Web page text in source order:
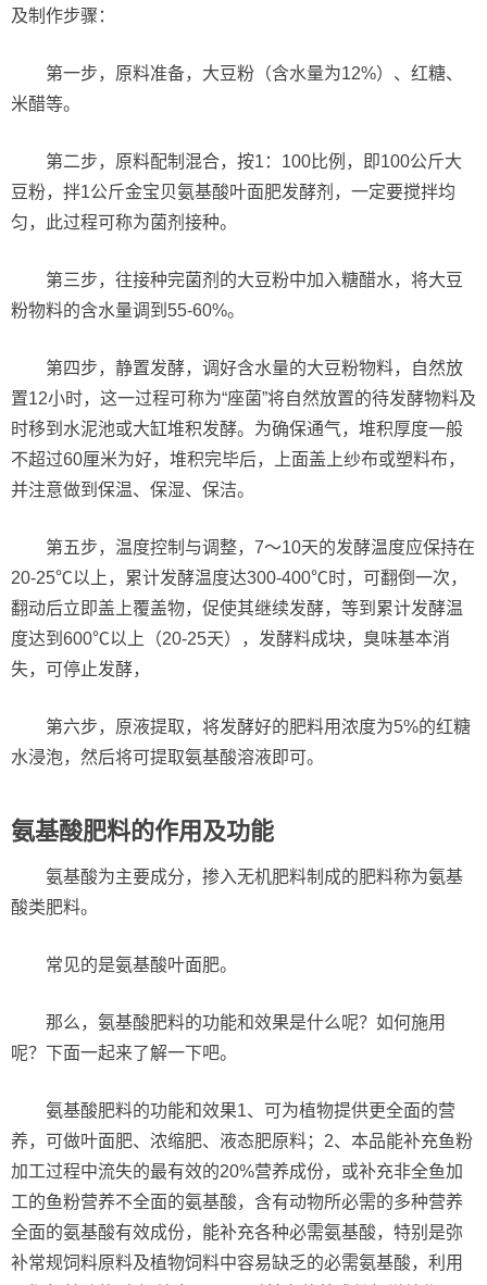
及制作步骤：
第一步，原料准备，大豆粉（含水量为12%）、红糖、
米醋等。
第二步，原料配制混合，按1：100比例，即100公斤大
豆粉，拌1公斤金宝贝氨基酸叶面肥发酵剂，一定要搅拌均
匀，此过程可称为菌剂接种。
第三步，往接种完菌剂的大豆粉中加入糖醋水，将大豆
粉物料的含水量调到55-60%。
第四步，静置发酵，调好含水量的大豆粉物料，自然放
置12小时，这一过程可称为“座菌”将自然放置的待发酵物料及
时移到水泥池或大缸堆积发酵。为确保通气，堆积厚度一般
不超过60厘米为好，堆积完毕后，上面盖上纱布或塑料布，
并注意做到保温、保湿、保洁。
第五步，温度控制与调整，7～10天的发酵温度应保持在
20-25℃以上，累计发酵温度达300-400℃时，可翻倒一次，
翻动后立即盖上覆盖物，促使其继续发酵，等到累计发酵温
度达到600℃以上（20-25天），发酵料成块，臭味基本消
失，可停止发酵，
第六步，原液提取，将发酵好的肥料用浓度为5%的红糖
水浸泡，然后将可提取氨基酸溶液即可。
氨基酸肥料的作用及功能
氨基酸为主要成分，掺入无机肥料制成的肥料称为氨基
酸类肥料。
常见的是氨基酸叶面肥。
那么，氨基酸肥料的功能和效果是什么呢？如何施用
呢？下面一起来了解一下吧。
氨基酸肥料的功能和效果1、可为植物提供更全面的营
养，可做叶面肥、浓缩肥、液态肥原料；2、本品能补充鱼粉
加工过程中流失的最有效的20%营养成份，或补充非全鱼加
工的鱼粉营养不全面的氨基酸，含有动物所必需的多种营养
全面的氨基酸有效成份，能补充各种必需氨基酸，特别是弥
补常规饲料原料及植物饲料中容易缺乏的必需氨基酸，利用